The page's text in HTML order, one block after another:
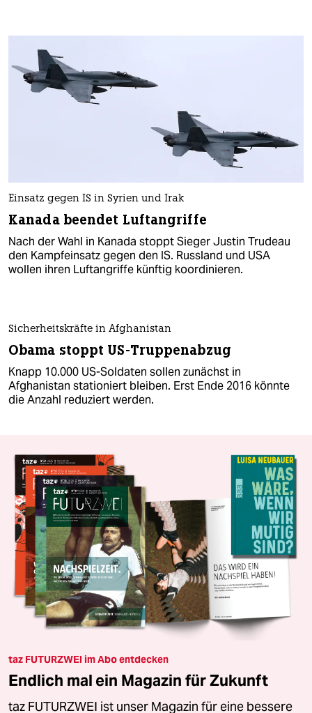
Einsatz gegen IS in Syrien und Irak
Kanada beendet Luftangriffe
Nach der Wahl in Kanada stoppt Sieger Justin Trudeau
den Kampfeinsatz gegen den IS. Russland und USA
wollen ihren Luftangriffe künftig koordinieren.
Sicherheitskräfte in Afghanistan
Obama stoppt US-Truppenabzug
Knapp 10.000 US-Soldaten sollen zunächst in
Afghanistan stationiert bleiben. Erst Ende 2016 könnte
die Anzahl reduziert werden.
taz FUTURZWEI im Abo entdecken
Endlich mal ein Magazin für Zukunft
taz FUTURZWEI ist unser Magazin für eine bessere